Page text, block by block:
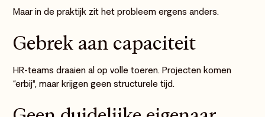
Maar in de praktijk zit het probleem ergens anders.
Gebrek aan capaciteit
HR-teams draaien al op volle toeren. Projecten komen
“erbij”, maar krijgen geen structurele tijd.